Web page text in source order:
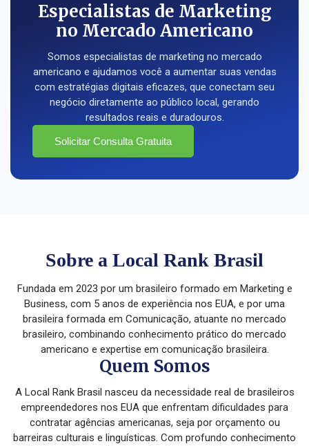
Especialistas de Marketing
no Mercado Americano
Somos especialistas de marketing no mercado
americano e ajudamos você a aumentar suas vendas
com estratégias digitais eficazes, que conectam seu
negócio diretamente ao público local, gerando
resultados reais e duradouros.
Solicitar Consulta Gratuita
Sobre a Local Rank Brasil
Fundada em 2023 por um brasileiro formado em Marketing e
Business, com 5 anos de experiência nos EUA, e por uma
brasileira formada em Comunicação, atuante no mercado
brasileiro, combinando conhecimento prático do mercado
americano e expertise em comunicação brasileira.
Quem Somos
A Local Rank Brasil nasceu da necessidade real de brasileiros
empreendedores nos EUA que enfrentam dificuldades para
contratar agências americanas, seja por orçamento ou
barreiras culturais e linguísticas. Com profundo conhecimento